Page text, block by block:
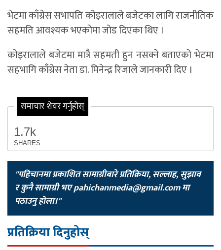
भेटमा काँग्रेस सभापति कोइरालाले बजेटका लागि राजनीतिक
सहमति आवश्यक भएकोमा जोड दिएका थिए ।
कोइरालाले बजेटमा मात्रै सहमती हुन नसक्ने बताएको भेटमा
सहभागि काँग्रेस नेता डा. मिनेन्द्र रिजाले जानकारी दिए ।
समाचार शेयर गर्नुहोस्
1.7k
SHARES
"पहिचानमा प्रकाशित सामाग्रीबारे प्रतिक्रिया, सल्लाह, सुझाव
र कुनै सामाग्री भएpahichanmedia@gmail.comमा
पठाउनु होला।"
प्रतिक्रिया दिनुहोस्